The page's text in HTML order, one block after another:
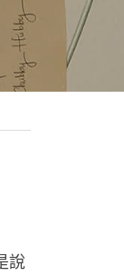
說